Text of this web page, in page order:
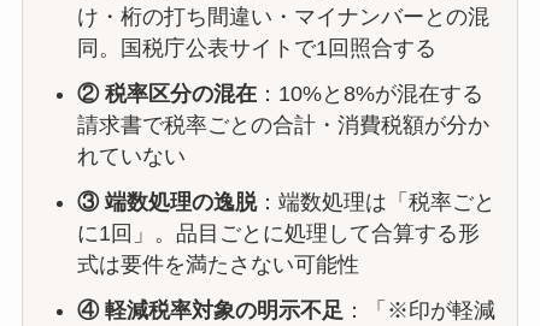
け・桁の打ち間違い・マイナンバーとの混
同。国税庁公表サイトで1回照合する
② 税率区分の混在：10%と8%が混在する
請求書で税率ごとの合計・消費税額が分か
れていない
③ 端数処理の逸脱：端数処理は「税率ごと
に1回」。品目ごとに処理して合算する形
式は要件を満たさない可能性
④ 軽減税率対象の明示不足：「※印が軽減